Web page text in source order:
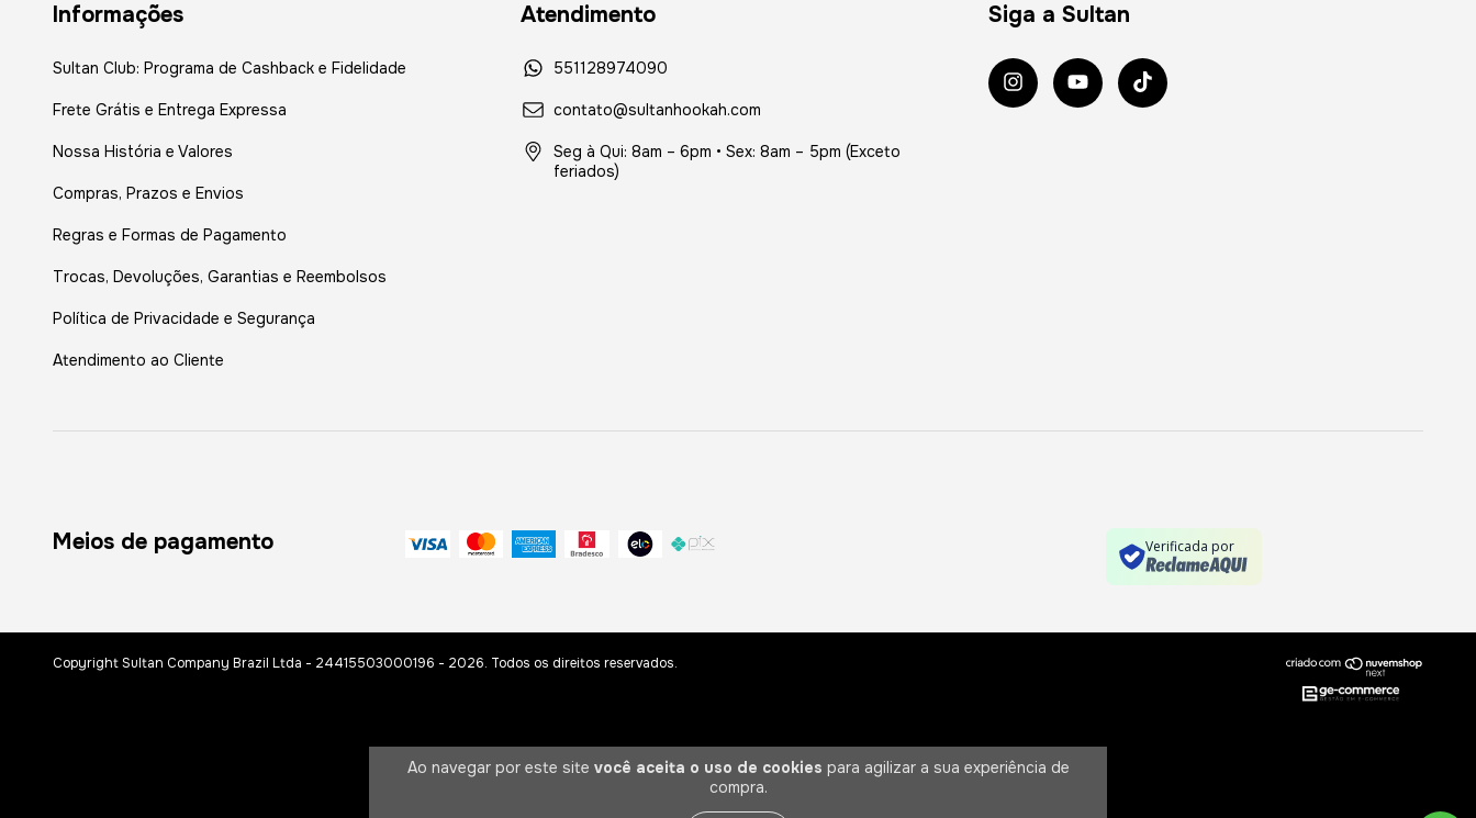
Ao navegar por este site você aceita o uso de cookies para agilizar a sua experiência de
compra.
Informações
Sultan Club: Programa de Cashback e Fidelidade
Frete Grátis e Entrega Expressa
Nossa História e Valores
Compras, Prazos e Envios
Regras e Formas de Pagamento
Trocas, Devoluções, Garantias e Reembolsos
Política de Privacidade e Segurança
Atendimento ao Cliente
Atendimento
551128974090
contato@sultanhookah.com
Seg à Qui: 8am – 6pm • Sex: 8am – 5pm (Exceto
feriados)
Siga a Sultan
Meios de pagamento Verificada por
Copyright Sultan Company Brazil Ltda - 24415503000196 - 2026. Todos os direitos reservados.